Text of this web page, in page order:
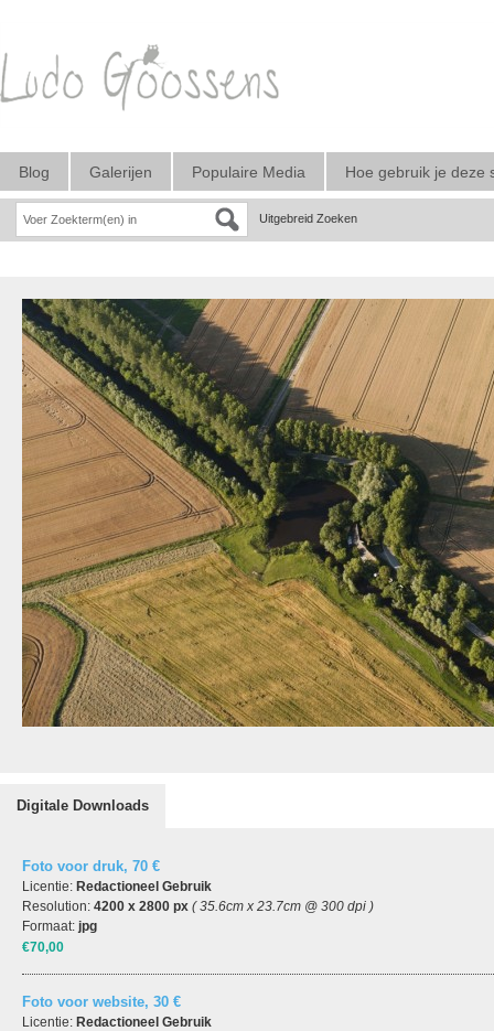
Blog Galerijen Populaire Media Hoe gebruik je deze
Uitgebreid Zoeken
Digitale Downloads
Foto voor druk, 70 €
Licentie: Redactioneel Gebruik
Resolution: 4200 x 2800 px ( 35.6cm x 23.7cm @ 300 dpi )
Formaat: jpg
€70,00
Foto voor website, 30 €
Licentie: Redactioneel Gebruik